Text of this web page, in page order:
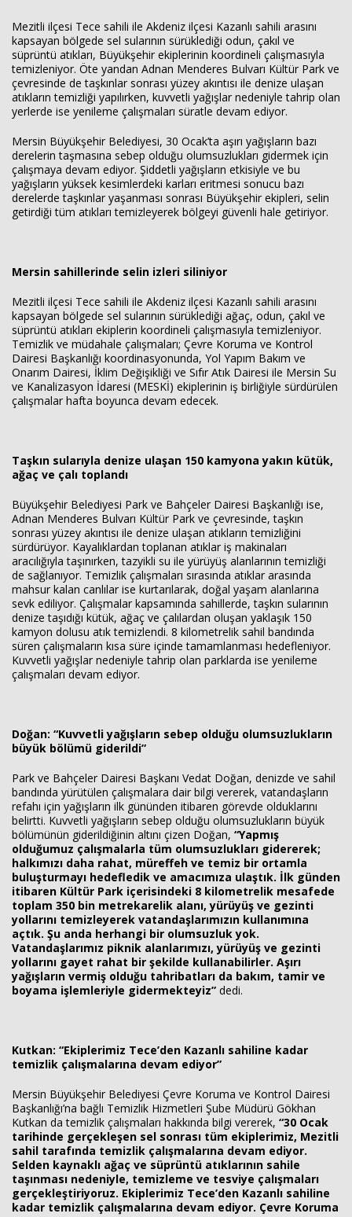
Mezitli ilçesi Tece sahili ile Akdeniz ilçesi Kazanlı sahili arasını
kapsayan bölgede sel sularının sürüklediği odun, çakıl ve
süprüntü atıkları, Büyükşehir ekiplerinin koordineli çalışmasıyla
temizleniyor. Öte yandan Adnan Menderes Bulvarı Kültür Park ve
çevresinde de taşkınlar sonrası yüzey akıntısı ile denize ulaşan
atıkların temizliği yapılırken, kuvvetli yağışlar nedeniyle tahrip olan
yerlerde ise yenileme çalışmaları süratle devam ediyor.
Mersin Büyükşehir Belediyesi, 30 Ocak’ta aşırı yağışların bazı
derelerin taşmasına sebep olduğu olumsuzlukları gidermek için
çalışmaya devam ediyor. Şiddetli yağışların etkisiyle ve bu
yağışların yüksek kesimlerdeki karları eritmesi sonucu bazı
derelerde taşkınlar yaşanması sonrası Büyükşehir ekipleri, selin
getirdiği tüm atıkları temizleyerek bölgeyi güvenli hale getiriyor.
Mersin sahillerinde selin izleri siliniyor
Mezitli ilçesi Tece sahili ile Akdeniz ilçesi Kazanlı sahili arasını
kapsayan bölgede sel sularının sürüklediği ağaç, odun, çakıl ve
süprüntü atıkları ekiplerin koordineli çalışmasıyla temizleniyor.
Temizlik ve müdahale çalışmaları; Çevre Koruma ve Kontrol
Dairesi Başkanlığı koordinasyonunda, Yol Yapım Bakım ve
Onarım Dairesi, İklim Değişikliği ve Sıfır Atık Dairesi ile Mersin Su
ve Kanalizasyon İdaresi (MESKİ) ekiplerinin iş birliğiyle sürdürülen
çalışmalar hafta boyunca devam edecek.
Taşkın sularıyla denize ulaşan 150 kamyona yakın kütük,
ağaç ve çalı toplandı
Büyükşehir Belediyesi Park ve Bahçeler Dairesi Başkanlığı ise,
Adnan Menderes Bulvarı Kültür Park ve çevresinde, taşkın
sonrası yüzey akıntısı ile denize ulaşan atıkların temizliğini
sürdürüyor. Kayalıklardan toplanan atıklar iş makinaları
aracılığıyla taşınırken, tazyikli su ile yürüyüş alanlarının temizliği
de sağlanıyor. Temizlik çalışmaları sırasında atıklar arasında
mahsur kalan canlılar ise kurtarılarak, doğal yaşam alanlarına
sevk ediliyor. Çalışmalar kapsamında sahillerde, taşkın sularının
denize taşıdığı kütük, ağaç ve çalılardan oluşan yaklaşık 150
kamyon dolusu atık temizlendi. 8 kilometrelik sahil bandında
süren çalışmaların kısa süre içinde tamamlanması hedefleniyor.
Kuvvetli yağışlar nedeniyle tahrip olan parklarda ise yenileme
çalışmaları devam ediyor.
Doğan: “Kuvvetli yağışların sebep olduğu olumsuzlukların
büyük bölümü giderildi”
Park ve Bahçeler Dairesi Başkanı Vedat Doğan, denizde ve sahil
bandında yürütülen çalışmalara dair bilgi vererek, vatandaşların
refahı için yağışların ilk gününden itibaren görevde olduklarını
belirtti. Kuvvetli yağışların sebep olduğu olumsuzlukların büyük
bölümünün giderildiğinin altını çizen Doğan, “Yapmış
olduğumuz çalışmalarla tüm olumsuzlukları gidererek;
halkımızı daha rahat, müreffeh ve temiz bir ortamla
buluşturmayı hedefledik ve amacımıza ulaştık. İlk günden
itibaren Kültür Park içerisindeki 8 kilometrelik mesafede
toplam 350 bin metrekarelik alanı, yürüyüş ve gezinti
yollarını temizleyerek vatandaşlarımızın kullanımına
açtık. Şu anda herhangi bir olumsuzluk yok.
Vatandaşlarımız piknik alanlarımızı, yürüyüş ve gezinti
yollarını gayet rahat bir şekilde kullanabilirler. Aşırı
yağışların vermiş olduğu tahribatları da bakım, tamir ve
boyama işlemleriyle gidermekteyiz” dedi.
Kutkan: “Ekiplerimiz Tece’den Kazanlı sahiline kadar
temizlik çalışmalarına devam ediyor”
Mersin Büyükşehir Belediyesi Çevre Koruma ve Kontrol Dairesi
Başkanlığı’na bağlı Temizlik Hizmetleri Şube Müdürü Gökhan
Kutkan da temizlik çalışmaları hakkında bilgi vererek, “30 Ocak
tarihinde gerçekleşen sel sonrası tüm ekiplerimiz, Mezitli
sahil tarafında temizlik çalışmalarına devam ediyor.
Selden kaynaklı ağaç ve süprüntü atıklarının sahile
taşınması nedeniyle, temizleme ve tesviye çalışmaları
gerçekleştiriyoruz. Ekiplerimiz Tece’den Kazanlı sahiline
kadar temizlik çalışmalarına devam ediyor. Çevre Koruma
Haberin Doğru Adresi.